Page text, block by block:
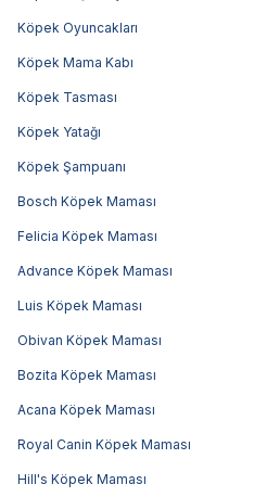
Köpek Oyuncakları
Köpek Mama Kabı
Köpek Tasması
Köpek Yatağı
Köpek Şampuanı
Bosch Köpek Maması
Felicia Köpek Maması
Advance Köpek Maması
Luis Köpek Maması
Obivan Köpek Maması
Bozita Köpek Maması
Acana Köpek Maması
Royal Canin Köpek Maması
Hill's Köpek Maması